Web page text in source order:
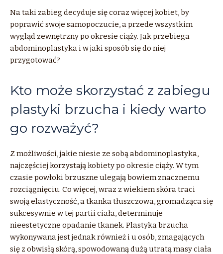
Na taki zabieg decyduje się coraz więcej kobiet, by
poprawić swoje samopoczucie, a przede wszystkim
wygląd zewnętrzny po okresie ciąży. Jak przebiega
abdominoplastyka i w jaki sposób się do niej
przygotować?
Kto może skorzystać z zabiegu
plastyki brzucha i kiedy warto
go rozważyć?
Z możliwości, jakie niesie ze sobą abdominoplastyka,
najczęściej korzystają kobiety po okresie ciąży. W tym
czasie powłoki brzuszne ulegają bowiem znacznemu
rozciągnięciu. Co więcej, wraz z wiekiem skóra traci
swoją elastyczność, a tkanka tłuszczowa, gromadząca się
sukcesywnie w tej partii ciała, determinuje
nieestetyczne opadanie tkanek. Plastyka brzucha
wykonywana jest jednak również i u osób, zmagających
się z obwisłą skórą, spowodowaną dużą utratą masy ciała